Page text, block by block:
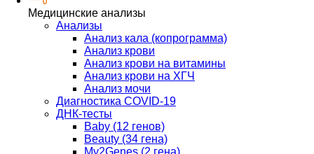
Медицинские анализы
Анализы
Анализ кала (копрограмма)
Анализ крови
Анализ крови на витамины
Анализ крови на ХГЧ
Анализ мочи
Диагностика COVID-19
ДНК-тесты
Baby (12 генов)
Beauty (34 гена)